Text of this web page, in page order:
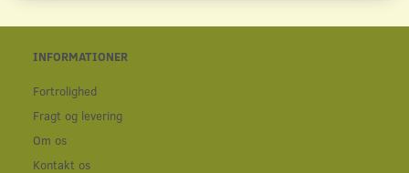
INFORMATIONER
Fortrolighed
Fragt og levering
Om os
Kontakt os